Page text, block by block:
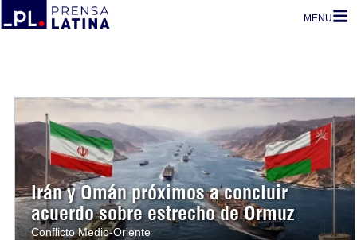
MENU
Irán y Omán próximos a concluir
acuerdo sobre estrecho de Ormuz
Conflicto Medio-Oriente